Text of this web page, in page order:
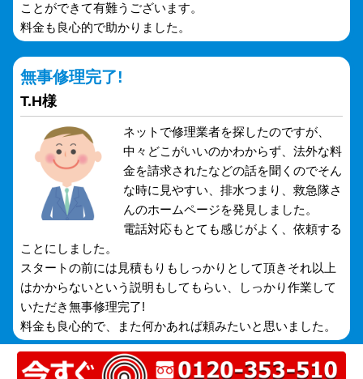
ことができて有難うございます。
料金も良心的で助かりました。
無事修理完了!
T.H様
ネットで修理業者を探したのですが、
中々どこがいいのかわからず、法外な料
金を請求されたなどの話を聞くのでそん
な時に見やすい、排水つまり、救急隊さ
んのホームページを発見しました。
電話対応もとても感じがよく、依頼する
ことにしました。
スタートの前には見積もりもしっかりとして頂きそれ以上
はかからないという説明もしてもらい、しっかり作業して
いただき無事修理完了!
料金も良心的で、また何かあれば頼みたいと思いました。